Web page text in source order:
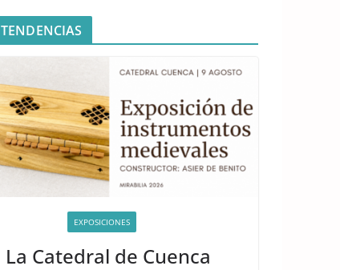
TENDENCIAS
EXPOSICIONES
La Catedral de Cuenca